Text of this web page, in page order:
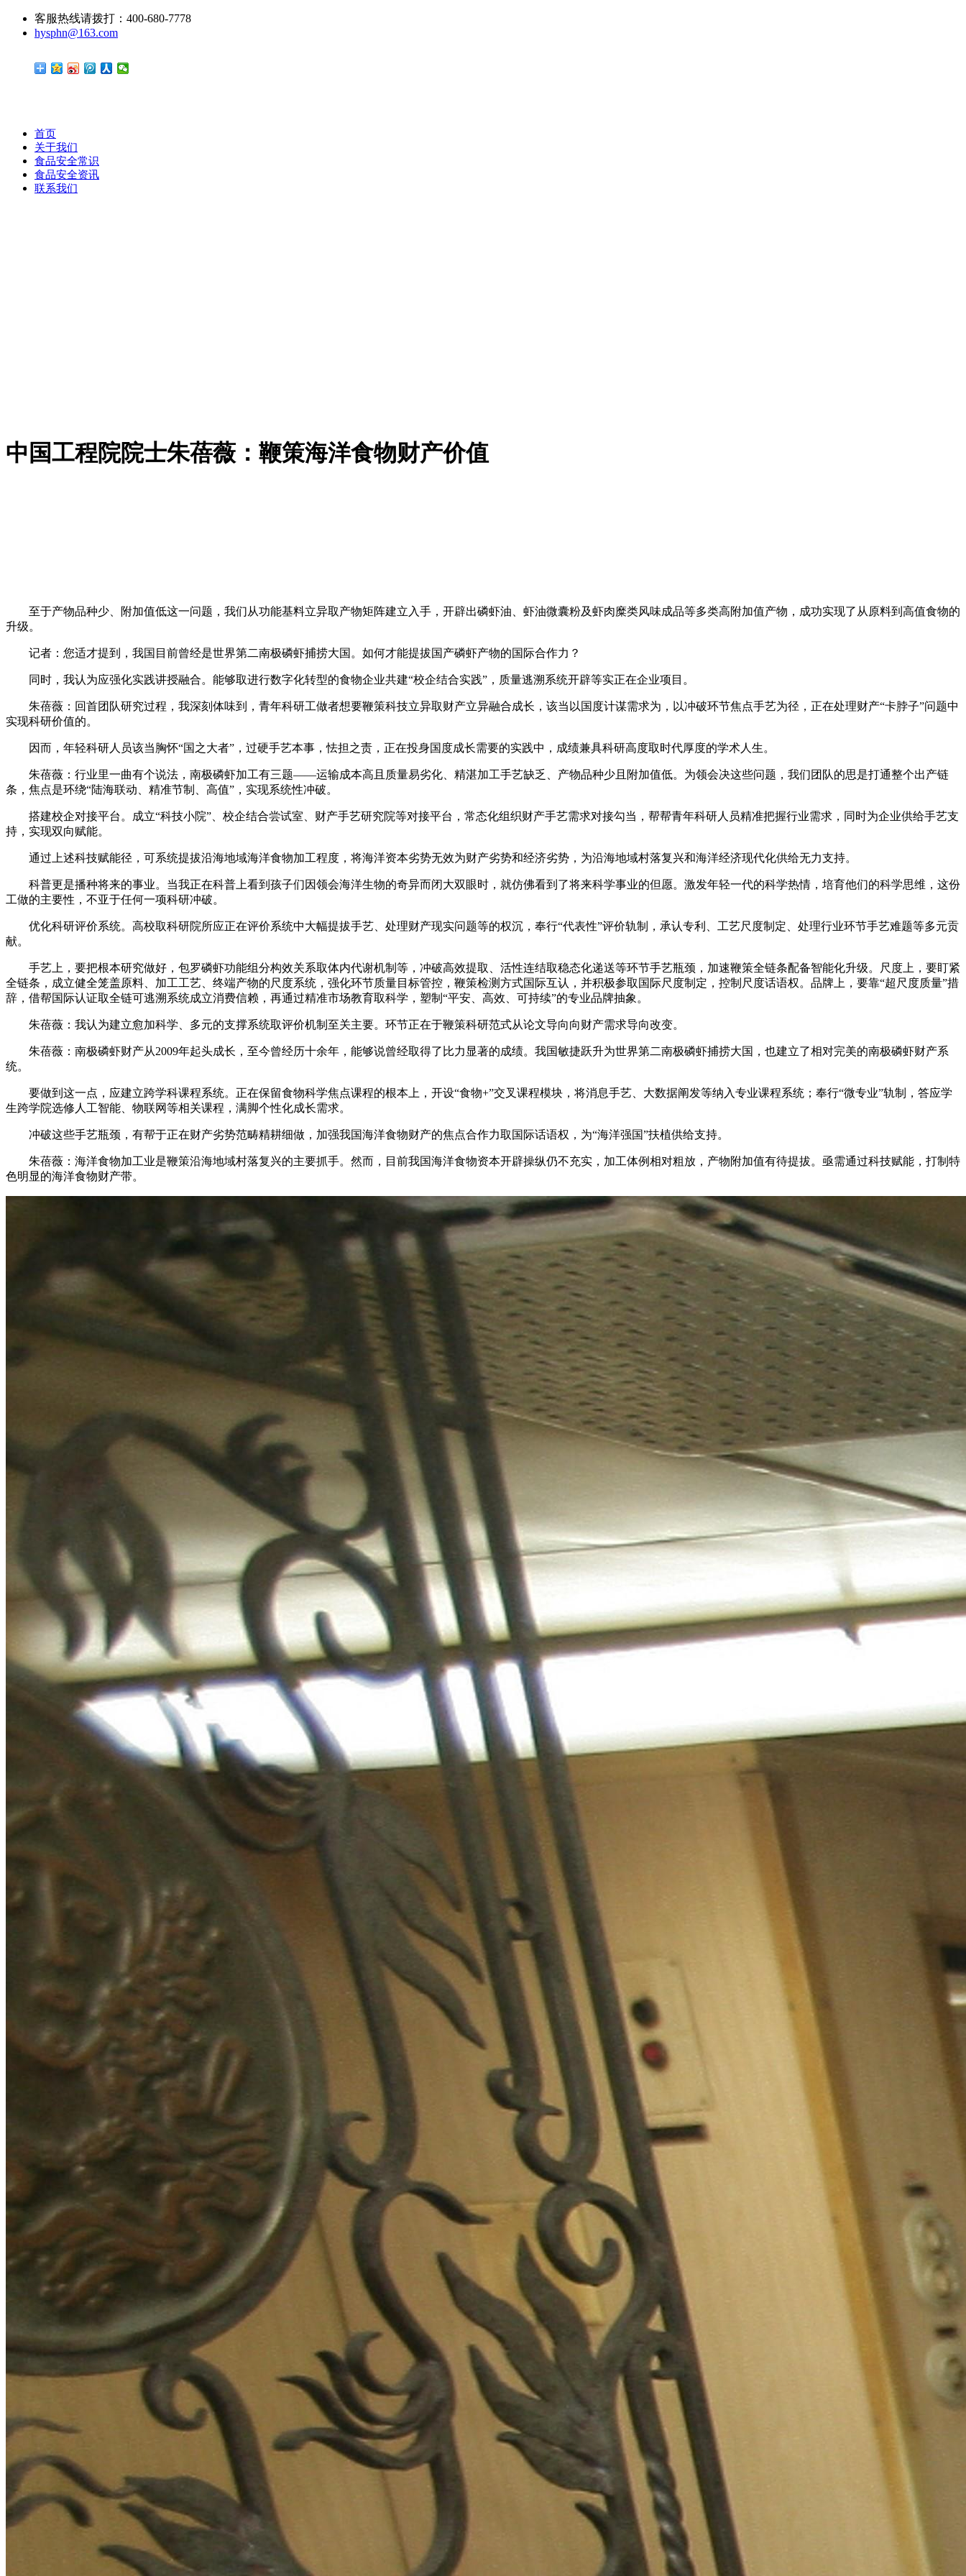
客服热线请拨打：400-680-7778
hysphn@163.com
首页
关于我们
食品安全常识
食品安全资讯
联系我们
中国工程院院士朱蓓薇：鞭策海洋食物财产价值
至于产物品种少、附加值低这一问题，我们从功能基料立异取产物矩阵建立入手，开辟出磷虾油、虾油微囊粉及虾肉糜类风味成品等多类高附加值产物，成功实现了从原料到高值食物的
升级。
记者：您适才提到，我国目前曾经是世界第二南极磷虾捕捞大国。如何才能提拔国产磷虾产物的国际合作力？
同时，我认为应强化实践讲授融合。能够取进行数字化转型的食物企业共建“校企结合实践”，质量逃溯系统开辟等实正在企业项目。
朱蓓薇：回首团队研究过程，我深刻体味到，青年科研工做者想要鞭策科技立异取财产立异融合成长，该当以国度计谋需求为，以冲破环节焦点手艺为径，正在处理财产“卡脖子”问题中
实现科研价值的。
因而，年轻科研人员该当胸怀“国之大者”，过硬手艺本事，怯担之责，正在投身国度成长需要的实践中，成绩兼具科研高度取时代厚度的学术人生。
朱蓓薇：行业里一曲有个说法，南极磷虾加工有三题——运输成本高且质量易劣化、精湛加工手艺缺乏、产物品种少且附加值低。为领会决这些问题，我们团队的思是打通整个出产链
条，焦点是环绕“陆海联动、精准节制、高值”，实现系统性冲破。
搭建校企对接平台。成立“科技小院”、校企结合尝试室、财产手艺研究院等对接平台，常态化组织财产手艺需求对接勾当，帮帮青年科研人员精准把握行业需求，同时为企业供给手艺支
持，实现双向赋能。
通过上述科技赋能径，可系统提拔沿海地域海洋食物加工程度，将海洋资本劣势无效为财产劣势和经济劣势，为沿海地域村落复兴和海洋经济现代化供给无力支持。
科普更是播种将来的事业。当我正在科普上看到孩子们因领会海洋生物的奇异而闭大双眼时，就仿佛看到了将来科学事业的但愿。激发年轻一代的科学热情，培育他们的科学思维，这份
工做的主要性，不亚于任何一项科研冲破。
优化科研评价系统。高校取科研院所应正在评价系统中大幅提拔手艺、处理财产现实问题等的权沉，奉行“代表性”评价轨制，承认专利、工艺尺度制定、处理行业环节手艺难题等多元贡
献。
手艺上，要把根本研究做好，包罗磷虾功能组分构效关系取体内代谢机制等，冲破高效提取、活性连结取稳态化递送等环节手艺瓶颈，加速鞭策全链条配备智能化升级。尺度上，要盯紧
全链条，成立健全笼盖原料、加工工艺、终端产物的尺度系统，强化环节质量目标管控，鞭策检测方式国际互认，并积极参取国际尺度制定，控制尺度话语权。品牌上，要靠“超尺度质量”措
辞，借帮国际认证取全链可逃溯系统成立消费信赖，再通过精准市场教育取科学，塑制“平安、高效、可持续”的专业品牌抽象。
朱蓓薇：我认为建立愈加科学、多元的支撑系统取评价机制至关主要。环节正在于鞭策科研范式从论文导向向财产需求导向改变。
朱蓓薇：南极磷虾财产从2009年起头成长，至今曾经历十余年，能够说曾经取得了比力显著的成绩。我国敏捷跃升为世界第二南极磷虾捕捞大国，也建立了相对完美的南极磷虾财产系
统。
要做到这一点，应建立跨学科课程系统。正在保留食物科学焦点课程的根本上，开设“食物+”交叉课程模块，将消息手艺、大数据阐发等纳入专业课程系统；奉行“微专业”轨制，答应学
生跨学院选修人工智能、物联网等相关课程，满脚个性化成长需求。
冲破这些手艺瓶颈，有帮于正在财产劣势范畴精耕细做，加强我国海洋食物财产的焦点合作力取国际话语权，为“海洋强国”扶植供给支持。
朱蓓薇：海洋食物加工业是鞭策沿海地域村落复兴的主要抓手。然而，目前我国海洋食物资本开辟操纵仍不充实，加工体例相对粗放，产物附加值有待提拔。亟需通过科技赋能，打制特
色明显的海洋食物财产带。